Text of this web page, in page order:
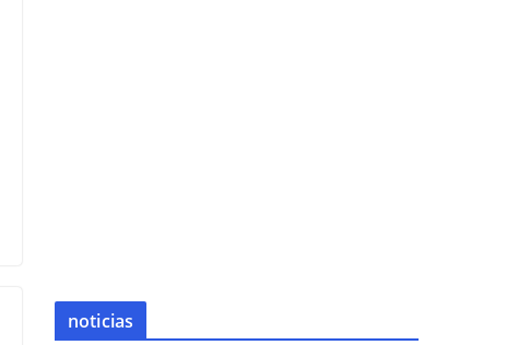
noticias